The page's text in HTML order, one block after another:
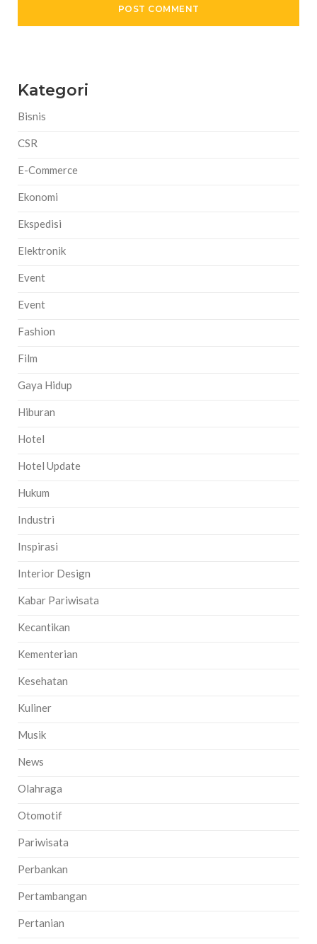
Kategori
Bisnis
CSR
E-Commerce
Ekonomi
Ekspedisi
Elektronik
Event
Event
Fashion
Film
Gaya Hidup
Hiburan
Hotel
Hotel Update
Hukum
Industri
Inspirasi
Interior Design
Kabar Pariwisata
Kecantikan
Kementerian
Kesehatan
Kuliner
Musik
News
Olahraga
Otomotif
Pariwisata
Perbankan
Pertambangan
Pertanian